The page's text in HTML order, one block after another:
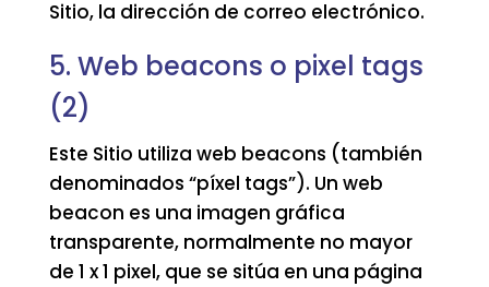
Sitio, la dirección de correo electrónico.
5. Web beacons o pixel tags
(2)
Este Sitio utiliza web beacons (también
denominados “píxel tags”). Un web
beacon es una imagen gráfica
transparente, normalmente no mayor
de 1 x 1 pixel, que se sitúa en una página